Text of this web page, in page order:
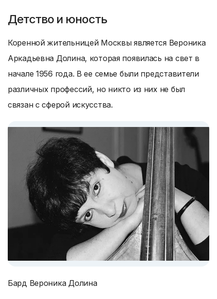
Детство и юность
Коренной жительницей Москвы является Вероника
Аркадьевна Долина, которая появилась на свет в
начале 1956 года. В ее семье были представители
различных профессий, но никто из них не был
связан с сферой искусства.
Бард Вероника Долина